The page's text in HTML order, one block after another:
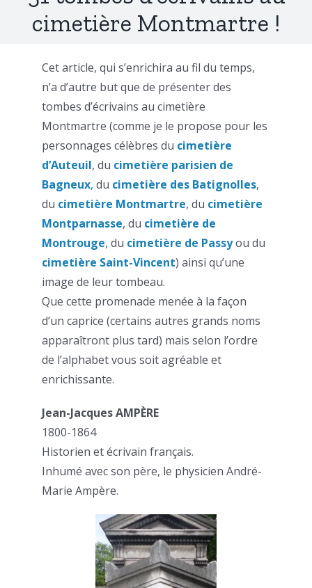
cimetière Montmartre !
Cet article, qui s’enrichira au fil du temps,
n’a d’autre but que de présenter des
tombes d’écrivains au cimetière
Montmartre (comme je le propose pour les
personnages célèbres du cimetière
d’Auteuil, du cimetière parisien de
Bagneux, du cimetière des Batignolles,
du cimetière Montmartre, du cimetière
Montparnasse, du cimetière de
Montrouge, du cimetière de Passyou du
cimetière Saint-Vincent) ainsi qu’une
image de leur tombeau.
Que cette promenade menée à la façon
d’un caprice (certains autres grands noms
apparaîtront plus tard) mais selon l’ordre
de l’alphabet vous soit agréable et
enrichissante.
Jean-Jacques AMPÈRE
1800-1864
Historien et écrivain français.
Inhumé avec son père, le physicien André-
Marie Ampère.